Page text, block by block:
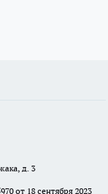
д. 3
от 18 сентября 2023